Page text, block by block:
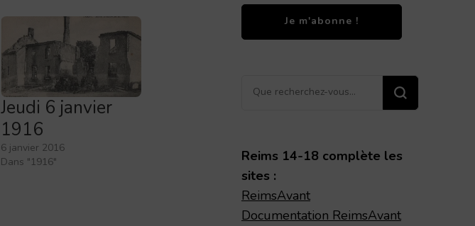
Jeudi 6 janvier
1916
6 janvier 2016
Dans "1916"
Vous
Reims 14-18 complète les
sites :
ReimsAvant
Documentation ReimsAvant